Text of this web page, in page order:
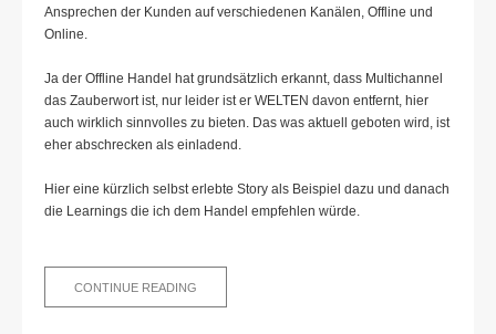
Ansprechen der Kunden auf verschiedenen Kanälen, Offline und
Online.
Ja der Offline Handel hat grundsätzlich erkannt, dass Multichannel
das Zauberwort ist, nur leider ist er WELTEN davon entfernt, hier
auch wirklich sinnvolles zu bieten. Das was aktuell geboten wird, ist
eher abschrecken als einladend.
Hier eine kürzlich selbst erlebte Story als Beispiel dazu und danach
die Learnings die ich dem Handel empfehlen würde.
CONTINUE READING